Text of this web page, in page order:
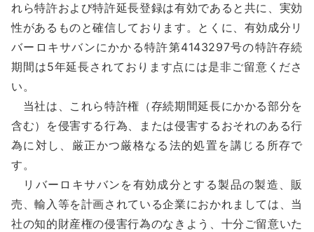
れら特許および特許延長登録は有効であると共に、実効
性があるものと確信しております。とくに、有効成分リ
バーロキサバンにかかる特許第4143297号の特許存続
期間は5年延長されております点には是非ご留意くださ
い。
当社は、これら特許権（存続期間延長にかかる部分を
含む）を侵害する行為、または侵害するおそれのある行
為に対し、厳正かつ厳格なる法的処置を講じる所存で
す。
リバーロキサバンを有効成分とする製品の製造、販
売、輸入等を計画されている企業におかれましては、当
社の知的財産権の侵害行為のなきよう、十分ご留意いた